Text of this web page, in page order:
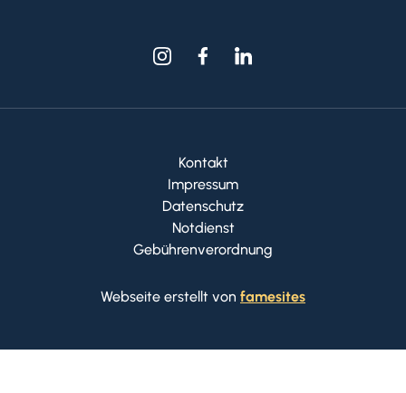
Kontakt
Impressum
Datenschutz
Notdienst
Gebührenverordnung
Webseite erstellt von famesites